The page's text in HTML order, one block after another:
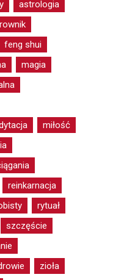
astrologia
feng shui
magia
miłość
reinkarnacja
rytuał
szczęście
zioła